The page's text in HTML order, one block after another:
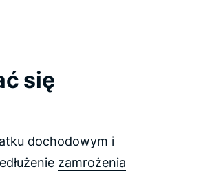
się
dochodowym i
zamrożenia